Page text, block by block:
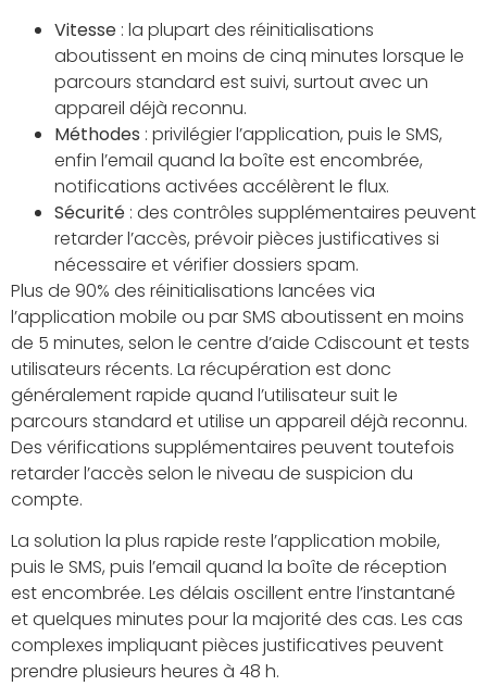
Vitesse : la plupart des réinitialisations
aboutissent en moins de cinq minutes lorsque le
parcours standard est suivi, surtout avec un
appareil déjà reconnu.
Méthodes : privilégier l’application, puis le SMS,
enfin l’email quand la boîte est encombrée,
notifications activées accélèrent le flux.
Sécurité : des contrôles supplémentaires peuvent
retarder l’accès, prévoir pièces justificatives si
nécessaire et vérifier dossiers spam.
Plus de 90% des réinitialisations lancées via
l’application mobile ou par SMS aboutissent en moins
de 5 minutes, selon le centre d’aide Cdiscount et tests
utilisateurs récents. La récupération est donc
généralement rapide quand l’utilisateur suit le
parcours standard et utilise un appareil déjà reconnu.
Des vérifications supplémentaires peuvent toutefois
retarder l’accès selon le niveau de suspicion du
compte.
La solution la plus rapide reste l’application mobile,
puis le SMS, puis l’email quand la boîte de réception
est encombrée. Les délais oscillent entre l’instantané
et quelques minutes pour la majorité des cas. Les cas
complexes impliquant pièces justificatives peuvent
prendre plusieurs heures à 48 h.